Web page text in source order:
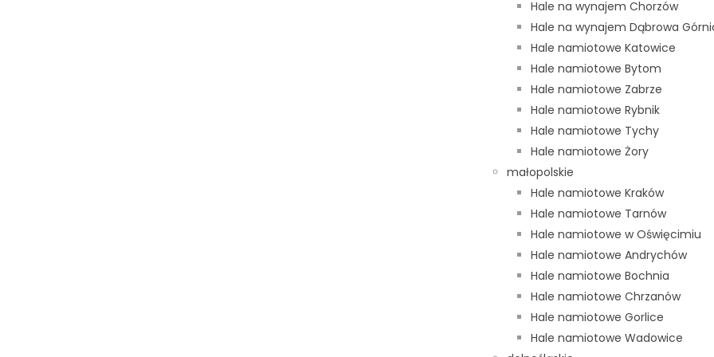
Hale na wynajem Chorzów
Hale na wynajem Dąbrowa
Hale namiotowe Katowice
Hale namiotowe Bytom
Hale namiotowe Zabrze
Hale namiotowe Rybnik
Hale namiotowe Tychy
Hale namiotowe Żory
małopolskie
Hale namiotowe Kraków
Hale namiotowe Tarnów
Hale namiotowe w Oświęcimiu
Hale namiotowe Andrychów
Hale namiotowe Bochnia
Hale namiotowe Chrzanów
Hale namiotowe Gorlice
Hale namiotowe Wadowice
ściany wykonane z płyty warstwowej z rdzeniem poliuretanowym 60 mm – w kolorze z wzornika RAL
pneumatyczny dach dwuspadowy – podwójny dach wykonany z plandeki PCV o gramaturze ok 680